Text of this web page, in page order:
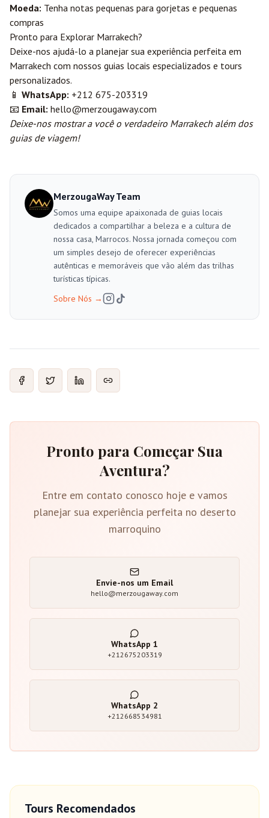
Moeda: Tenha notas pequenas para gorjetas e pequenas
compras
Pronto para Explorar Marrakech?
Deixe-nos ajudá-lo a planejar sua experiência perfeita em
Marrakech com nossos guias locais especializados e tours
personalizados.
📱 WhatsApp: +212 675-203319
📧 Email: hello@merzougaway.com
Deixe-nos mostrar a você o verdadeiro Marrakech além dos
guias de viagem!
MerzougaWay Team
Somos uma equipe apaixonada de guias locais
dedicados a compartilhar a beleza e a cultura de
nossa casa, Marrocos. Nossa jornada começou com
um simples desejo de oferecer experiências
autênticas e memoráveis que vão além das trilhas
turísticas típicas.
Sobre Nós →
Pronto para Começar Sua
Aventura?
Entre em contato conosco hoje e vamos
planejar sua experiência perfeita no deserto
marroquino
Envie-nos um Email
hello@merzougaway.com
WhatsApp 1
+212675203319
WhatsApp 2
+212668534981
Tours Recomendados